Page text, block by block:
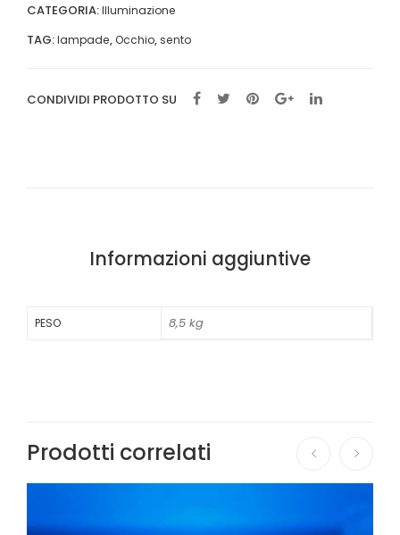
CATEGORIA:Illuminazione
TAG:lampade,Occhio,sento
CONDIVIDI PRODOTTO SU
Informazioni aggiuntive
PESO 8,5 kg
Prodotti correlati